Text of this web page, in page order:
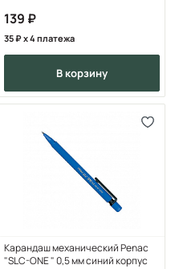
139
35 x 4 платежа
в корзину
Карандаш механический Penac
"SLC-ONE " 0,5 мм синий корпус